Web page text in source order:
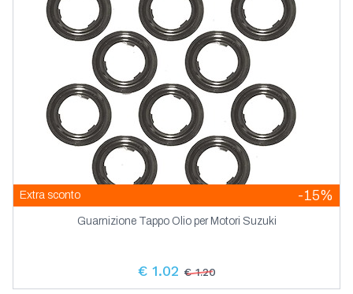
Extra sconto -15%
Guarnizione Tappo Olio per Motori Suzuki
€ 1.02 € 1.20